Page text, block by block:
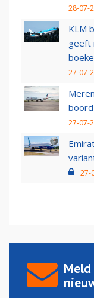
28-07-
KLM
geeft
27-07-
27-07-
27-